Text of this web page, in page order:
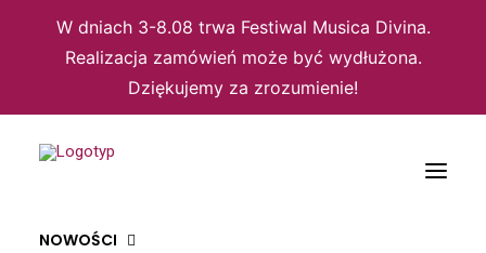
W dniach 3-8.08 trwa Festiwal Musica Divina.
Realizacja zamówień może być wydłużona.
Dziękujemy za zrozumienie!
NOWOŚCI